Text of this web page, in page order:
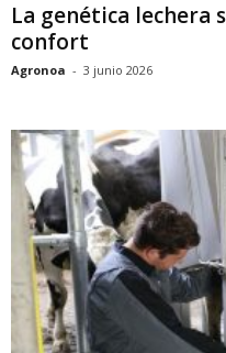
La genética lechera
confort
Agronoa - 3 junio 2026